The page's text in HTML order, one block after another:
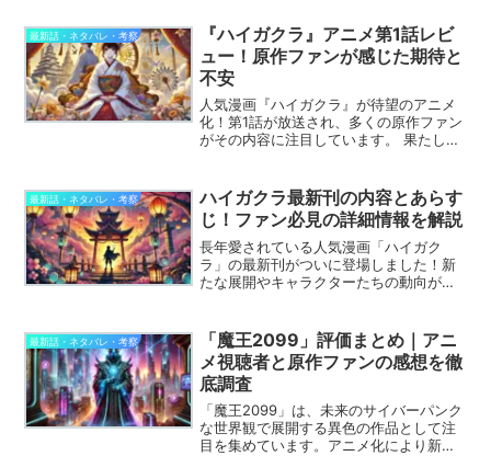
最新話・ネタバレ・考察
『ハイガクラ』アニメ第1話レビ
ュー！原作ファンが感じた期待と
不安
人気漫画『ハイガクラ』が待望のアニメ
化！第1話が放送され、多くの原作ファン
がその内容に注目しています。 果たして
ルの展開に対する期待と不安とは？ 今回
は第1話の内容を詳...
最新話・ネタバレ・考察
ハイガクラ最新刊の内容とあらす
じ！ファン必見の詳細情報を解説
長年愛されている人気漫画「ハイガク
ラ」の最新刊がついに登場しました！新
たな展開やキャラクターたちの動向が気
すじを詳しく解説し、ファンなら押さえ
ておきたいポイントをまとめ...
最新話・ネタバレ・考察
「魔王2099」評価まとめ｜アニ
メ視聴者と原作ファンの感想を徹
底調査
「魔王2099」は、未来のサイバーパンク
な世界観で展開する異色の作品として注
目を集めています。アニメ化により新た